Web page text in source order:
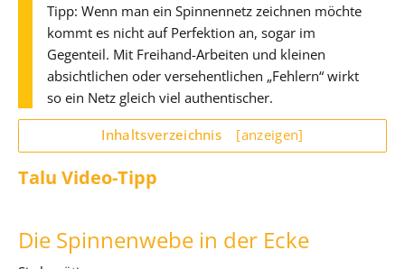
Tipp: Wenn man ein Spinnennetz zeichnen möchte
kommt es nicht auf Perfektion an, sogar im
Gegenteil. Mit Freihand-Arbeiten und kleinen
absichtlichen oder versehentlichen „Fehlern“ wirkt
so ein Netz gleich viel authentischer.
Inhaltsverzeichnis [anzeigen]
Talu Video-Tipp
Die Spinnenwebe in der Ecke